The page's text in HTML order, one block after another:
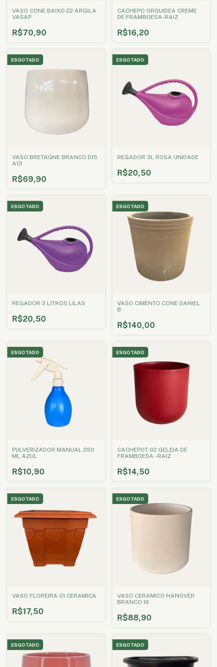
VASO CONE BAIXO 22 ARGILA
VASAP
R$70,90
CACHEPO ORQUIDEA CREME
DE FRAMBOESA-RAIZ
R$16,20
ESGOTADO
VASO BRETAGNE BRANCO D15
A13
R$69,90
ESGOTADO
REGADOR 3L ROSA UNIDADE
R$20,50
ESGOTADO
REGADOR 3 LITROS LILAS
R$20,50
ESGOTADO
VASO CIMENTO CONE DANIEL
B
R$140,00
ESGOTADO
PULVERIZADOR MANUAL 250
ML AZUL
R$10,90
ESGOTADO
CACHEPOT 02 GELEIA DE
FRAMBOESA -RAIZ
R$14,50
ESGOTADO
VASO FLOREIRA 01 CERAMICA
R$17,50
ESGOTADO
VASO CERAMICO HANOVER
BRANCO 16
R$88,90
ESGOTADO ESGOTADO